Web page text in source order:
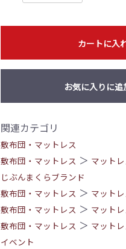
カートに入
お気に入りに
関連カテゴリ
敷布団・マットレス
敷布団・マットレス ＞ マット
じぶんまくらブランド
敷布団・マットレス ＞ マット
敷布団・マットレス ＞ マット
敷布団・マットレス ＞ マット
イベント